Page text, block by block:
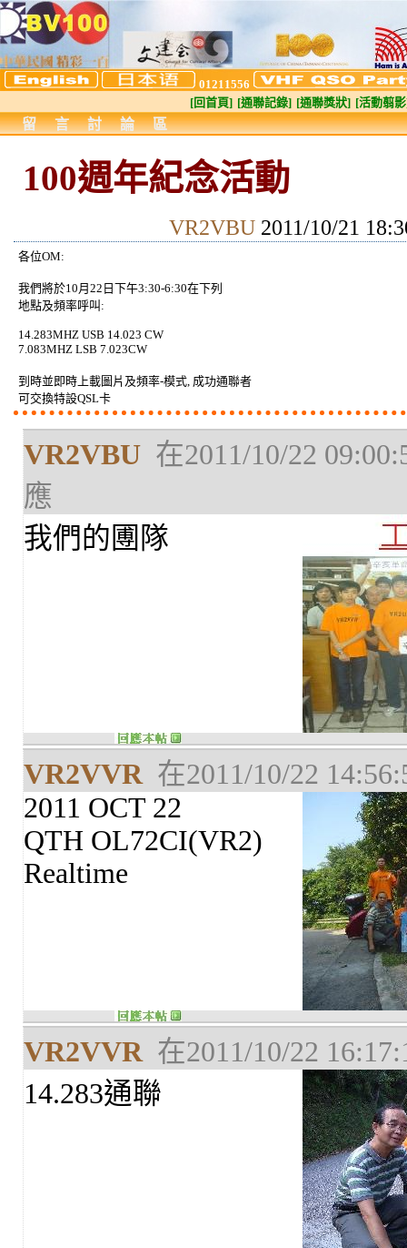
01211556
[回首頁] [通聯記錄] [通聯獎狀] [活動翦
留言討論區
100週年紀念活動
VR2VBU 2011/10/21
各位OM:
我們將於10月22日下午3:30-6:30在下列
地點及頻率呼叫:
14.283MHZ USB 14.023 CW
7.083MHZ LSB 7.023CW
到時並即時上載圖片及頻率-模式, 成功通聯者
可交換特設QSL卡
VR2VBU 在2011/10/22
應
我們的圑隊
VR2VVR在2011/10/22
2011 OCT 22
QTH OL72CI(VR2)
Realtime
VR2VVR在2011/10/22
14.283通聯